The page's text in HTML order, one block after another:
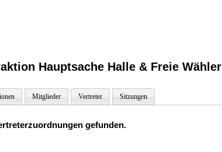
Hauptsache Halle & Freie Wähler
Mitglieder Vertreter Sitzungen
gefunden.